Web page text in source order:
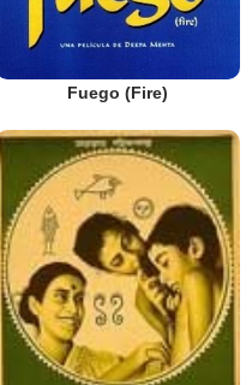
Fuego (Fire)